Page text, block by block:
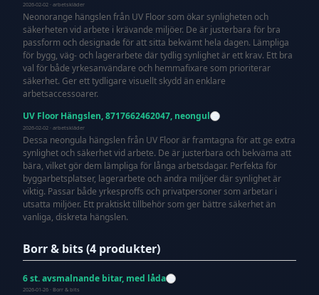
2026-02-02 · arbetskläder
Neonorange hängslen från UV Floor som ökar synligheten och
säkerheten vid arbete i krävande miljöer. De är justerbara för bra
passform och designade för att sitta bekvämt hela dagen. Lämpliga
för bygg, väg- och lagerarbete där tydlig synlighet är ett krav. Ett bra
val för både yrkesanvändare och hemmafixare som prioriterar
säkerhet. Ger ett tydligare visuellt skydd än enklare
arbetsaccessoarer.
UV Floor Hängslen, 8717662462047, neongul
2026-02-02 · arbetskläder
Dessa neongula hängslen från UV Floor är framtagna för att ge extra
synlighet och säkerhet vid arbete. De är justerbara och bekväma att
bära, vilket gör dem lämpliga för långa arbetsdagar. Perfekta för
byggarbetsplatser, lagerarbete och andra miljöer där synlighet är
viktig. Passar både yrkesproffs och privatpersoner som arbetar i
utsatta miljöer. Ett praktiskt tillbehör som ger bättre säkerhet än
vanliga, diskreta hängslen.
Borr & bits (4 produkter)
6 st. avsmalnande bitar, med låda
2026-01-26 · Borr & bits